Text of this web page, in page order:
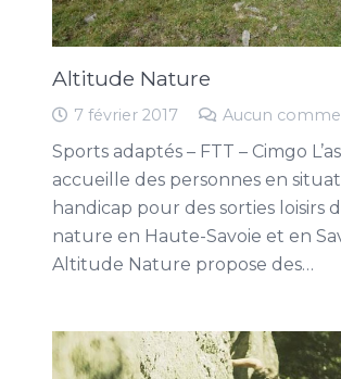
Altitude Nature
7 février 2017 Aucun
Sports adaptés – FTT – Cimgo
accueille des personnes en
handicap pour des sorties loisirs
nature en Haute-Savoie et en
Altitude Nature propose des…